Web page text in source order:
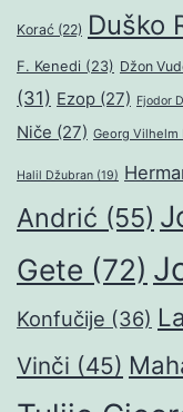
Korać (22) Duško
F. Kenedi (23) Džon
(31) Ezop (27) Fjodor
Niče (27) Georg Vilhelm
Halil Džubran (19)
Andrić (55)
Gete (72)
Konfučije (36)
Vinči (45)